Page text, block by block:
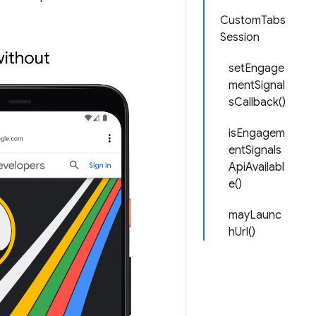
CustomTabs
Session
setEngage
mentSignal
sCallback()
isEngagem
entSignals
ApiAvailabl
e()
mayLaunc
hUrl()